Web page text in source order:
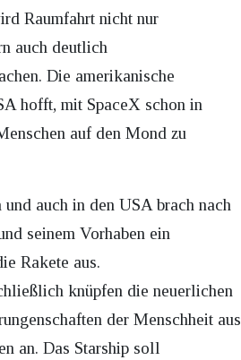
Raumfahrt nicht nur
auch deutlich
Die amerikanische
hofft, mit SpaceX schon in
auf den Mond zu
auch in den USA brach nach
seinem Vorhaben ein
Rakete aus.
knüpfen die neuerlichen
der Menschheit aus
an. Das Starship soll